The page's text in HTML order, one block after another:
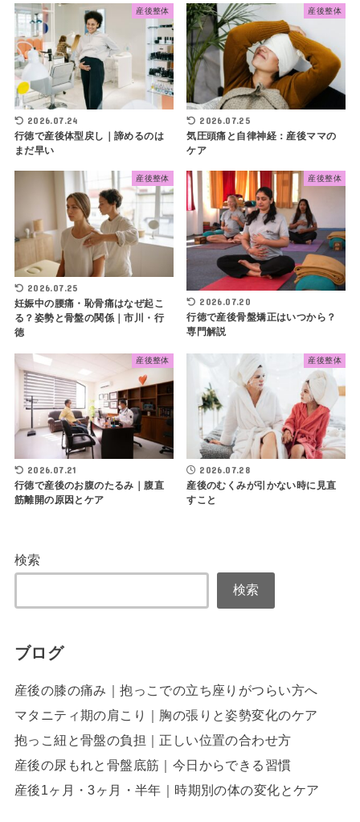
産後整体
2026.07.24
行徳で産後体型戻し｜諦めるのは
まだ早い
産後整体
2026.07.25
気圧頭痛と自律神経：産後ママの
ケア
産後整体
2026.07.25
妊娠中の腰痛・恥骨痛はなぜ起こ
る？姿勢と骨盤の関係｜市川・行
徳
産後整体
2026.07.20
行徳で産後骨盤矯正はいつから？
専門解説
産後整体
2026.07.21
行徳で産後のお腹のたるみ｜腹直
筋離開の原因とケア
産後整体
2026.07.28
産後のむくみが引かない時に見直
すこと
検索
検索
ブログ
産後の膝の痛み｜抱っこでの立ち座りがつらい方へ
マタニティ期の肩こり｜胸の張りと姿勢変化のケア
抱っこ紐と骨盤の負担｜正しい位置の合わせ方
産後の尿もれと骨盤底筋｜今日からできる習慣
産後1ヶ月・3ヶ月・半年｜時期別の体の変化とケア